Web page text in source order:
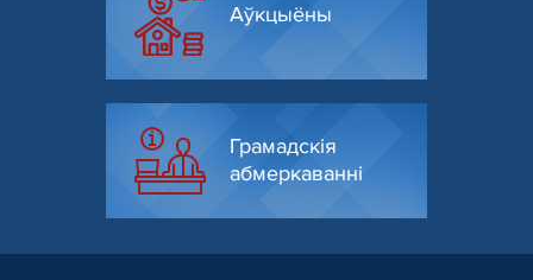
Аўкцыёны
Грамадскія
абмеркаванні